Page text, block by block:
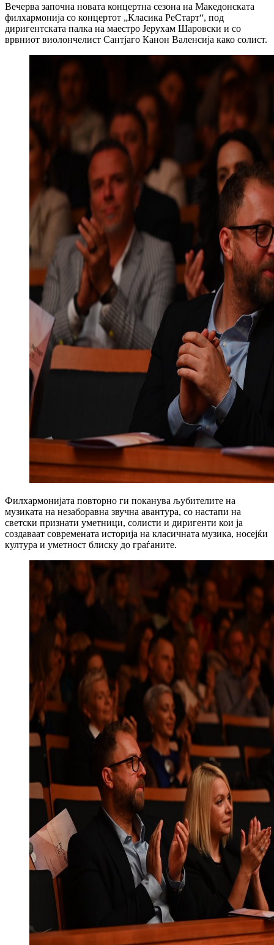
Вечерва започна новата концертна сезона на Македонската
филхармонија со концертот „Класика РеСтарт“, под
диригентската палка на маестро Јерухам Шаровски и со
врвниот виолончелист Сантјаго Канон Валенсија како солист.
Филхармонијата повторно ги поканува љубителите на
музиката на незаборавна звучна авантура, со настапи на
светски признати уметници, солисти и диригенти кои ја
создаваат современата историја на класичната музика, носејќи
култура и уметност блиску до граѓаните.